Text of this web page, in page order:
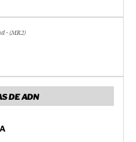
- (MR2)
DE ADN